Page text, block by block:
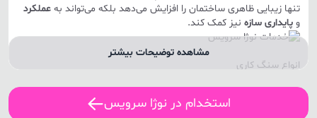
تنها زیبایی ظاهری ساختمان را افزایش می‌دهد بلکه می‌تواند به عملکرد
و پایداری سازه نیز کمک کند.
انواع سنگ کاری
این فرآیند به دو دسته اصلی تقسیم می‌شود:
مشاهده توضیحات بیشتر
استخدام در نوژا سرویس